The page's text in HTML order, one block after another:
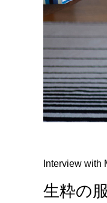
Interview with
生粋の